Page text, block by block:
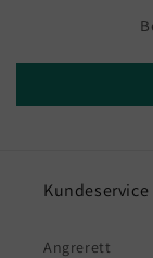
Kundeservice
Angrerett